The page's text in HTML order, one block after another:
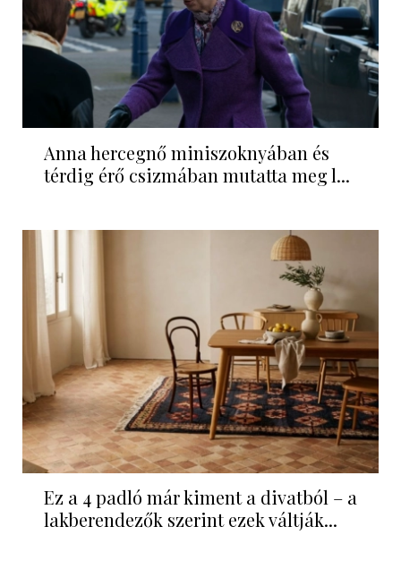
Anna hercegnő miniszoknyában és
térdig érő csizmában mutatta meg l...
Ez a 4 padló már kiment a divatból – a
lakberendezők szerint ezek váltják...